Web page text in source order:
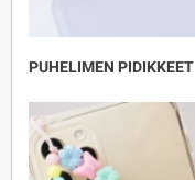
PUHELIMEN PIDIKKEET